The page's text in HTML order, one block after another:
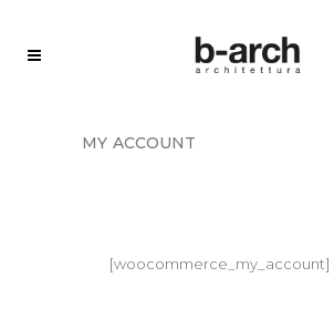
my account
[woocommerce_my_account]